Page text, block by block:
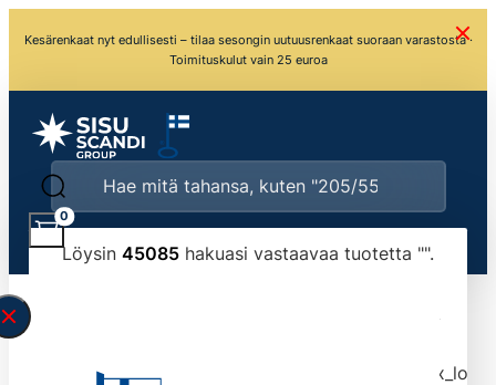
Kesärenkaat nyt edullisesti – tilaa sesongin uutuusrenkaat suoraan varastosta ·
Toimituskulut vain 25 euroa
Löysin 45085 hakuasi vastaavaa tuotetta "".
typed the search query correctly.<br>Currently
0